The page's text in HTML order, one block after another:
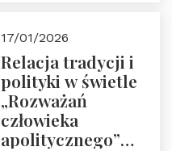
17/01/2026
Relacja tradycji i
polityki w świetle
„Rozważań
człowieka
apolitycznego”